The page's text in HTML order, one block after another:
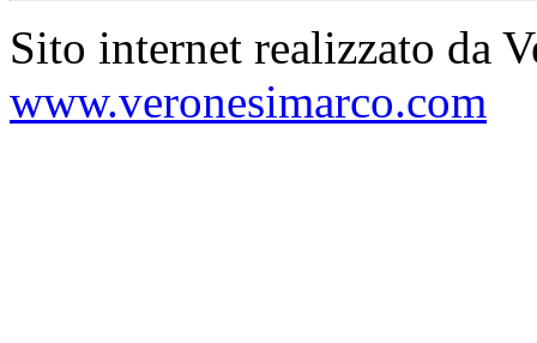
Sito internet realizzato da
www.veronesimarco.com